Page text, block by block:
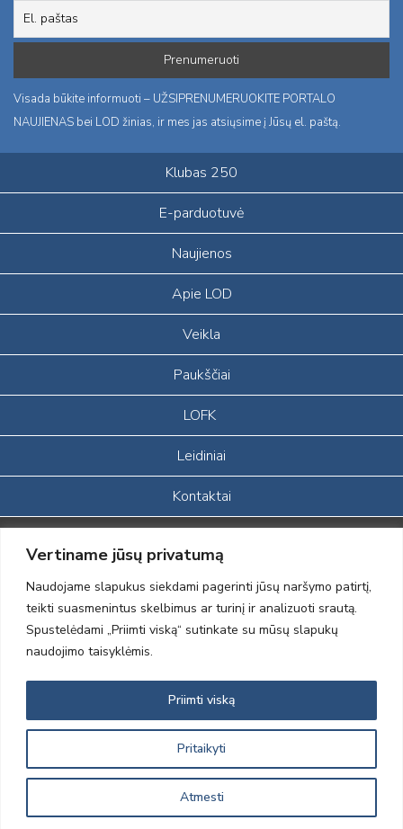
Vertiname jūsų privatumą
Naudojame slapukus siekdami pagerinti jūsų naršymo patirtį,
teikti suasmenintus skelbimus ar turinį ir analizuoti srautą.
Spustelėdami „Priimti viską“ sutinkate su mūsų slapukų
naudojimo taisyklėmis.
Pritaikyti
Atmesti
Priimti viską
Visada būkite informuoti – UŽSIPRENUMERUOKITE PORTALO
NAUJIENAS bei LOD žinias, ir mes jas atsiųsime į Jūsų el. paštą.
Klubas 250
E-parduotuvė
Naujienos
Apie LOD
Veikla
Paukščiai
LOFK
Leidiniai
Kontaktai
Portalas sukurtas įgyvendinant Lietuvos Respublikos, Europos
ekonominės erdvės ir Norvegijos finansinių mechanizmų iš dalies
finansuojamą paprojektį
„LOD visuomeninės /gamtosauginės veiklos sustiprinimas ir įvaizdžio
formavimas įtraukiant visuomenę į aplinkosauginių tyrimų veiklą“
(paprojekčio
įgyvendinimo sutarties numeris 2004-LT0008-NVO-1EEE/NOR-02-
2012 © Lietuvos Ornitologų Draugija © 2014, Visos teisės saugomos
Electronic Solutions for Business